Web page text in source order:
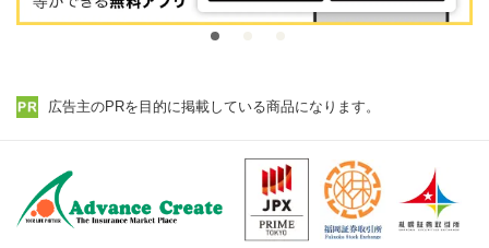
広告主のPRを目的に掲載している商品になります。